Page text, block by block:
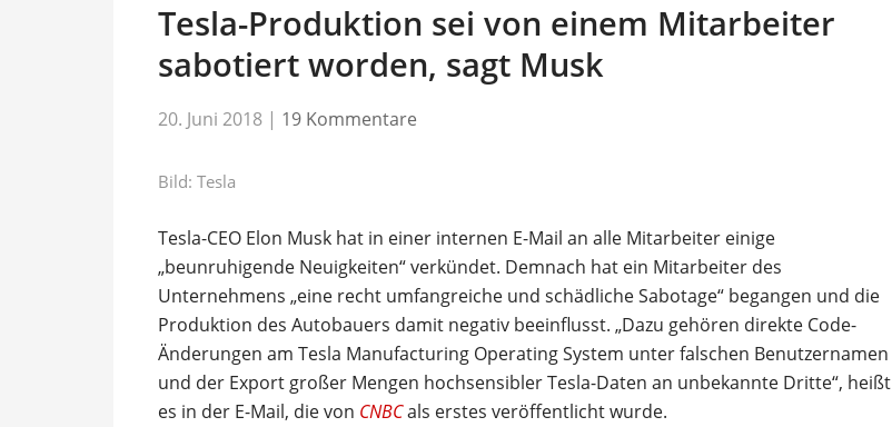
Tesla-Produktion sei von einem Mitarbeiter
sabotiert worden, sagt Musk
20. Juni 2018 | 19 Kommentare
Bild: Tesla
Tesla-CEO Elon Musk hat in einer internen E-Mail an alle Mitarbeiter einige
„beunruhigende Neuigkeiten“ verkündet. Demnach hat ein Mitarbeiter des
Unternehmens „eine recht umfangreiche und schädliche Sabotage“ begangen und die
Produktion des Autobauers damit negativ beeinflusst. „Dazu gehören direkte Code-
Änderungen am Tesla Manufacturing Operating System unter falschen Benutzernamen
und der Export großer Mengen hochsensibler Tesla-Daten an unbekannte Dritte“, heißt
es in der E-Mail, die von CNBCals erstes veröffentlicht wurde.